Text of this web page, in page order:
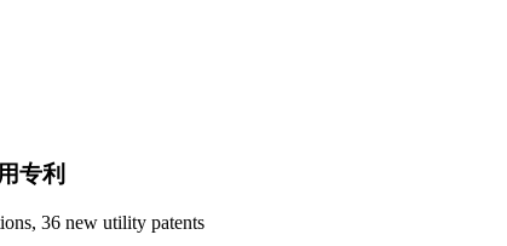
专利
36 new utility patents